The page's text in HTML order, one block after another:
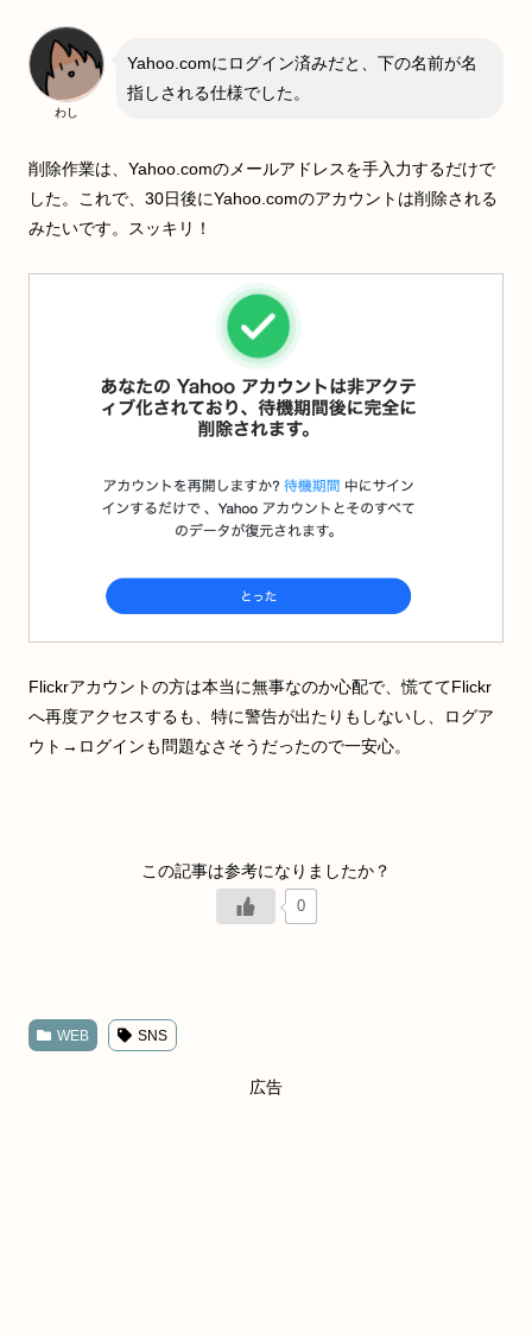
わし
Yahoo.comにログイン済みだと、下の名前が名
指しされる仕様でした。
削除作業は、Yahoo.comのメールアドレスを手入力するだけで
した。これで、30日後にYahoo.comのアカウントは削除される
みたいです。スッキリ！
Flickrアカウントの方は本当に無事なのか心配で、慌ててFlickr
へ再度アクセスするも、特に警告が出たりもしないし、ログア
ウト→ログインも問題なさそうだったので一安心。
0
WEB SNS
広告